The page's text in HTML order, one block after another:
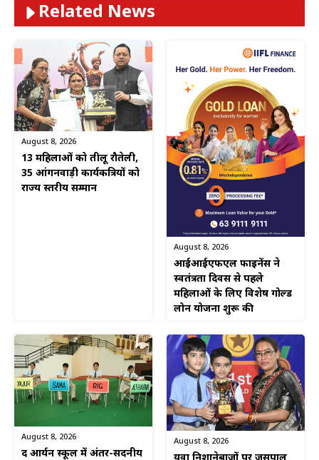
Related News
August 8, 2026
13 महिलाओं को तीलू रौतेली,
35 आंगनवाड़ी कार्यकत्रियों को
राज्य स्तरीय सम्मान
August 8, 2026
आईआईएफएल फाइनेंस ने
स्वतंत्रता दिवस से पहले
महिलाओं के लिए विशेष गोल्ड
लोन योजना शुरू की
August 8, 2026
द आर्यन स्कूल में अंतर-सदनीय
August 8, 2026